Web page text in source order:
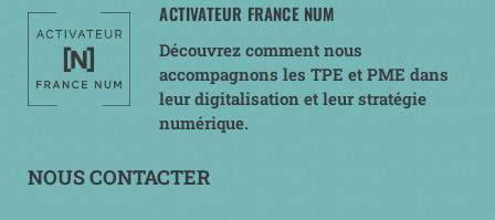
ACTIVATEUR FRANCE NUM
Découvrez comment nous
accompagnons les TPE et PME dans
leur digitalisation et leur stratégie
numérique.
NOUS CONTACTER